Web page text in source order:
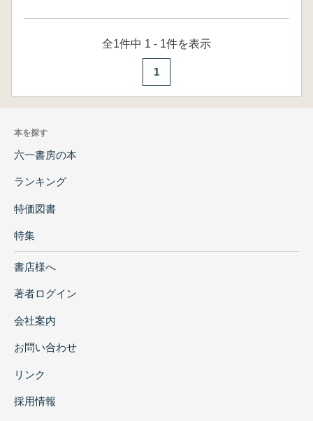
全1件中 1 - 1件を表示
1
本を探す
六一書房の本
ランキング
特価図書
特集
書店様へ
著者ログイン
会社案内
お問い合わせ
リンク
採用情報